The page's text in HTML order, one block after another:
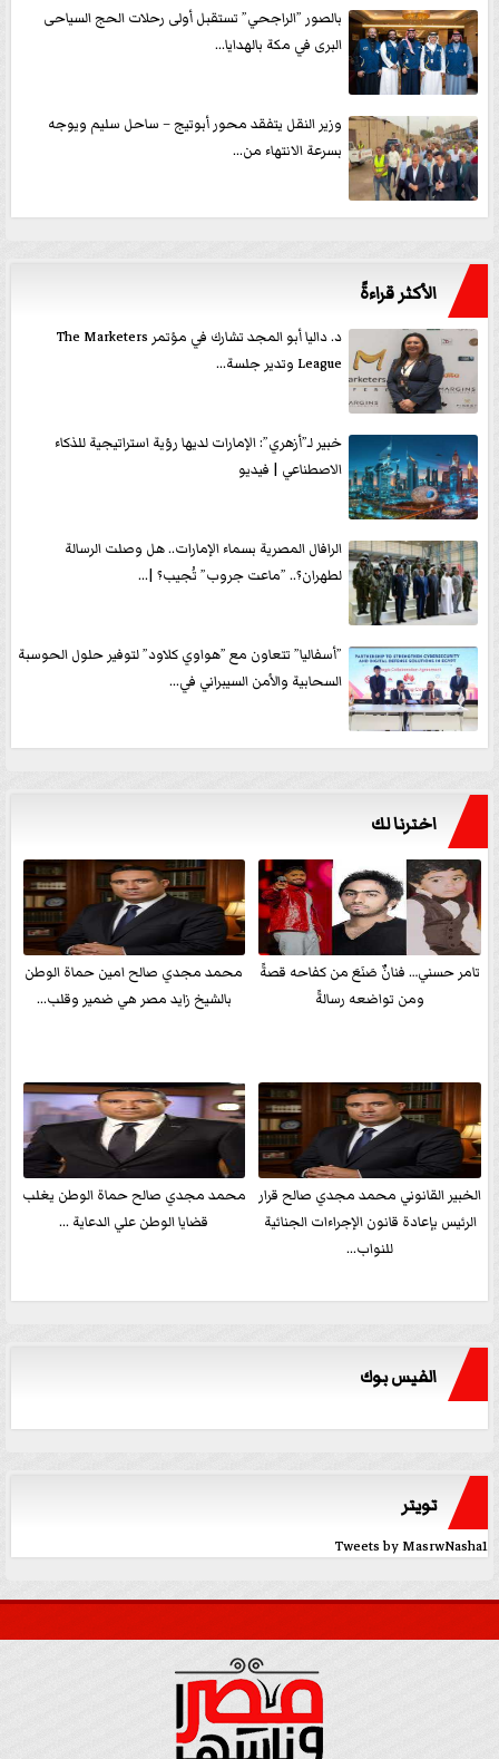
بالصور ”الراجحي” تستقبل أولى رحلات الحج السياحى
البرى في مكة بالهدايا...
وزير النقل يتفقد محور أبوتيج – ساحل سليم ويوجه
بسرعة الانتهاء من...
الأكثر قراءةً
د. داليا أبو المجد تشارك في مؤتمر The Marketers
League وتدير جلسة...
خبير لـ”أزهري”: الإمارات لديها رؤية استراتيجية للذكاء
الاصطناعي | فيديو
الرافال المصرية بسماء الإمارات.. هل وصلت الرسالة
لطهران؟.. ”ماعت جروب” تُجيب؟ |...
”أسفاليا” تتعاون مع ”هواوي كلاود” لتوفير حلول الحوسبة
السحابية والأمن السيبراني في...
اخترنا لك
تامر حسني… فنانٌ صَنَعَ من كفاحه قصةً
ومن تواضعه رسالةً
محمد مجدي صالح امين حماة الوطن
بالشيخ زايد مصر هي ضمير وقلب...
الخبير القانوني محمد مجدي صالح قرار
الرئيس بإعادة قانون الإجراءات الجنائية
للنواب...
محمد مجدي صالح حماة الوطن يغلب
قضايا الوطن علي الدعاية ...
الفيس بوك
تويتر
Tweets by MasrwNasha1